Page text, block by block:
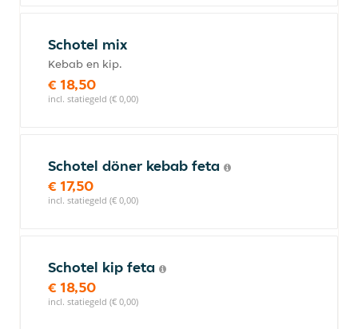
Schotel mix
Kebab en kip.
€ 18,50
incl. statiegeld (€ 0,00)
Schotel döner kebab feta
€ 17,50
incl. statiegeld (€ 0,00)
Schotel kip feta
€ 18,50
incl. statiegeld (€ 0,00)